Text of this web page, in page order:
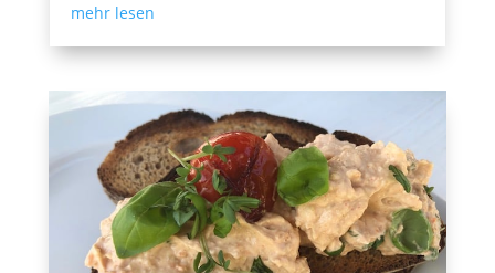
mehr lesen